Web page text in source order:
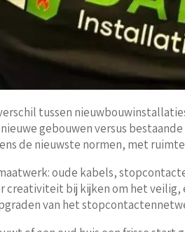
tussen
gebouwen versus
de nieuwste normen, met
oude kabels,
creativiteit bij kijken om het
van het